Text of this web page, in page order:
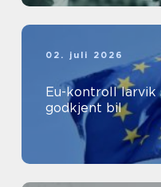
02. juli 2026
Eu-kontroll larvik slik får du en trygg og
godkjent bil